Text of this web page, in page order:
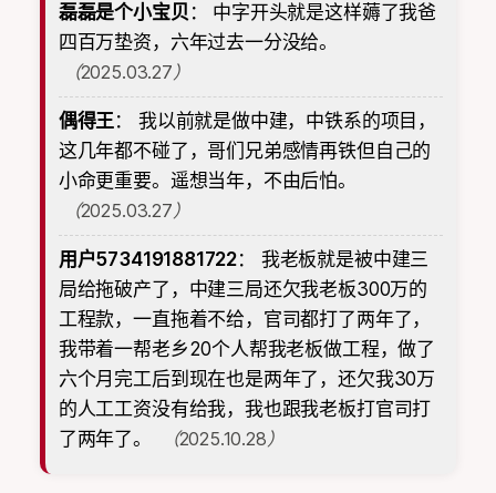
磊磊是个小宝贝 ： 中字开头就是这样薅了我爸
四百万垫资，六年过去一分没给。
（2025.03.27）
偶得王： 我以前就是做中建，中铁系的项目，
这几年都不碰了，哥们兄弟感情再铁但自己的
小命更重要。遥想当年，不由后怕。
（2025.03.27）
用户5734191881722： 我老板就是被中建三
局给拖破产了，中建三局还欠我老板300万的
工程款，一直拖着不给，官司都打了两年了，
我带着一帮老乡20个人帮我老板做工程，做了
六个月完工后到现在也是两年了，还欠我30万
的人工工资没有给我，我也跟我老板打官司打
了两年了。
（2025.10.28）